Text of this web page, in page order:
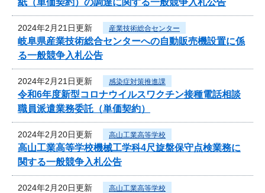
2024年2月21日更新 産業技術総合センター
岐阜県産業技術総合センターへの自動販売機設置に係
る一般競争入札公告
2024年2月21日更新 感染症対策推進課
令和6年度新型コロナウイルスワクチン接種電話相談
職員派遣業務委託（単価契約）
2024年2月20日更新 高山工業高等学校
高山工業高等学校機械工学科4尺旋盤保守点検業務に
関する一般競争入札公告
2024年2月20日更新 高山工業高等学校